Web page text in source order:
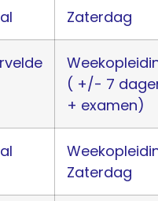
Zaterdag
( +/- 7
+ examen)
Zaterdag